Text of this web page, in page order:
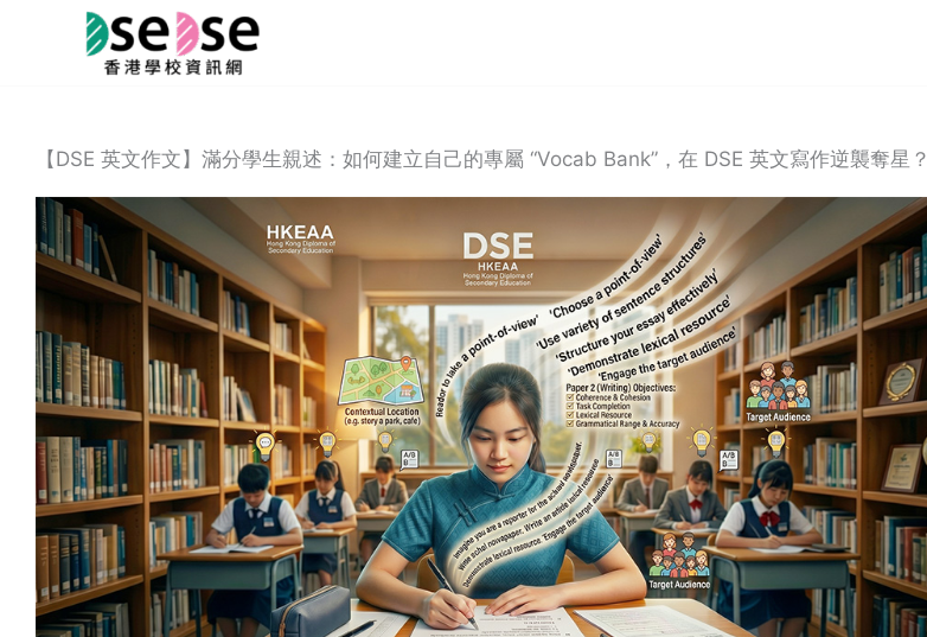
【DSE 英文作文】滿分學生親述：如何建立自己的專屬 “Vocab Bank”，在 DSE 英文寫作逆襲奪星？